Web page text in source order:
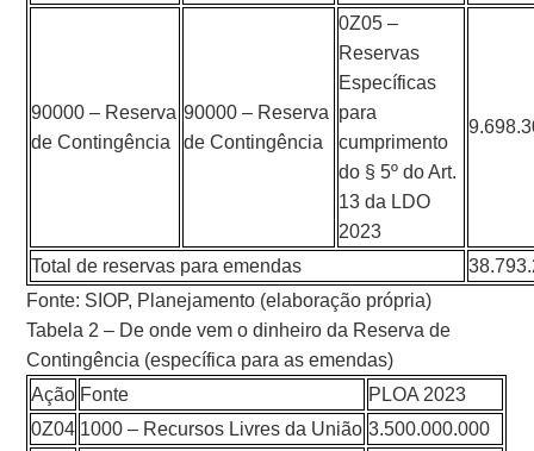
90000 – Reserva
de Contingência
90000 – Reserva
de Contingência
0Z05 –
Reservas
Específicas
para
cumprimento
do § 5º do Art.
13 da LDO
2023
Total de reservas para emendas
Fonte: SIOP, Planejamento (elaboração própria)
Tabela 2 – De onde vem o dinheiro da Reserva de
Contingência (específica para as emendas)
Ação Fonte
PLOA 2023
0Z04 1000 – Recursos Livres da União 3.500.000.000